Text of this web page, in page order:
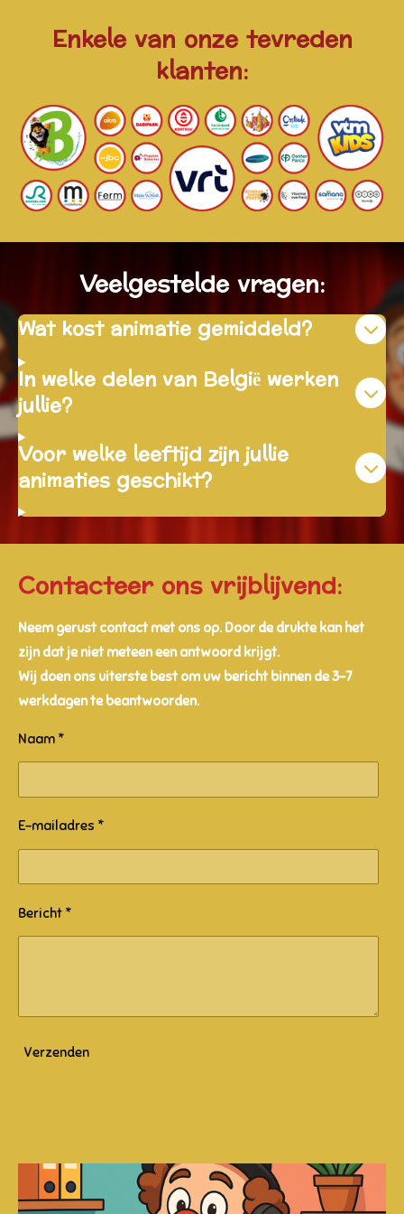
Enkele van onze tevreden
klanten:
Veelgestelde vragen:
Wat kost animatie gemiddeld?
In welke delen van België werken
jullie?
Voor welke leeftijd zijn jullie
animaties geschikt?
Contacteer ons vrijblijvend:
Neem gerust contact met ons op. Door de drukte kan het
zijn dat je niet meteen een antwoord krijgt.
Wij doen ons uiterste best om uw bericht binnen de 3-7
werkdagen te beantwoorden.
Naam *
E-mailadres *
Bericht *
Verzenden